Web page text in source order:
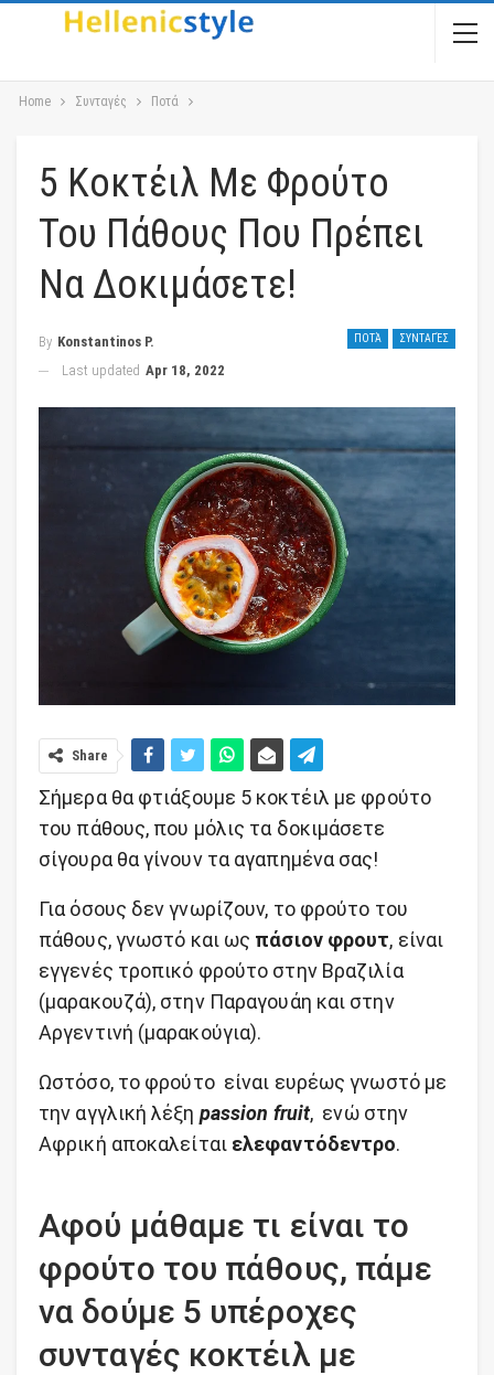
Home Συνταγές Ποτά
5 Κοκτέιλ Με Φρούτο
Του Πάθους Που Πρέπει
Να Δοκιμάσετε!
ΠΟΤΆ ΣΥΝΤΑΓΈΣ
By Konstantinos P.
Last updated Apr 18, 2022
Share
Σήμερα θα φτιάξουμε 5 κοκτέιλ με φρούτο
του πάθους, που μόλις τα δοκιμάσετε
σίγουρα θα γίνουν τα αγαπημένα σας!
Για όσους δεν γνωρίζουν, το φρούτο του
πάθους, γνωστό και ως πάσιον φρουτ, είναι
εγγενές τροπικό φρούτο στην Βραζιλία
(μαρακουζά), στην Παραγουάη και στην
Αργεντινή (μαρακούγια).
Ωστόσο, το φρούτο είναι ευρέως γνωστό με
την αγγλική λέξη passion fruit, ενώ στην
Αφρική αποκαλείται ελεφαντόδεντρο.
Αφού μάθαμε τι είναι το
φρούτο του πάθους, πάμε
να δούμε 5 υπέροχες
συνταγές κοκτέιλ με